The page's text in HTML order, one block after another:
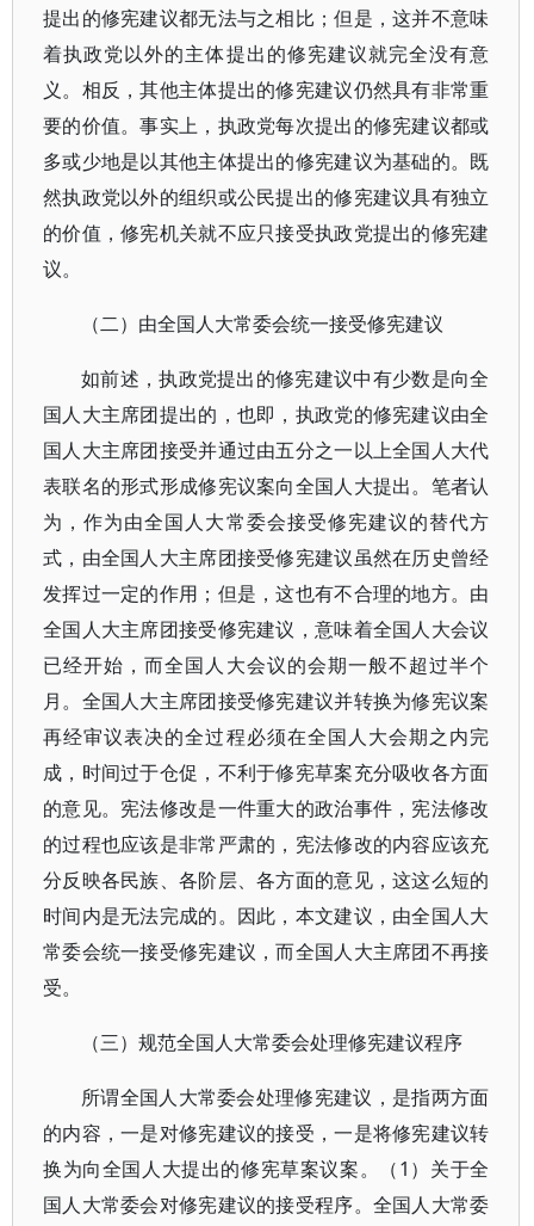
提出的修宪建议都无法与之相比；但是，这并不意味
着执政党以外的主体提出的修宪建议就完全没有意
义。相反，其他主体提出的修宪建议仍然具有非常重
要的价值。事实上，执政党每次提出的修宪建议都或
多或少地是以其他主体提出的修宪建议为基础的。既
然执政党以外的组织或公民提出的修宪建议具有独立
的价值，修宪机关就不应只接受执政党提出的修宪建
议。
（二）由全国人大常委会统一接受修宪建议
如前述，执政党提出的修宪建议中有少数是向全
国人大主席团提出的，也即，执政党的修宪建议由全
国人大主席团接受并通过由五分之一以上全国人大代
表联名的形式形成修宪议案向全国人大提出。笔者认
为，作为由全国人大常委会接受修宪建议的替代方
式，由全国人大主席团接受修宪建议虽然在历史曾经
发挥过一定的作用；但是，这也有不合理的地方。由
全国人大主席团接受修宪建议，意味着全国人大会议
已经开始，而全国人大会议的会期一般不超过半个
月。全国人大主席团接受修宪建议并转换为修宪议案
再经审议表决的全过程必须在全国人大会期之内完
成，时间过于仓促，不利于修宪草案充分吸收各方面
的意见。宪法修改是一件重大的政治事件，宪法修改
的过程也应该是非常严肃的，宪法修改的内容应该充
分反映各民族、各阶层、各方面的意见，这这么短的
时间内是无法完成的。因此，本文建议，由全国人大
常委会统一接受修宪建议，而全国人大主席团不再接
受。
（三）规范全国人大常委会处理修宪建议程序
所谓全国人大常委会处理修宪建议，是指两方面
的内容，一是对修宪建议的接受，一是将修宪建议转
换为向全国人大提出的修宪草案议案。（1）关于全
国人大常委会对修宪建议的接受程序。全国人大常委